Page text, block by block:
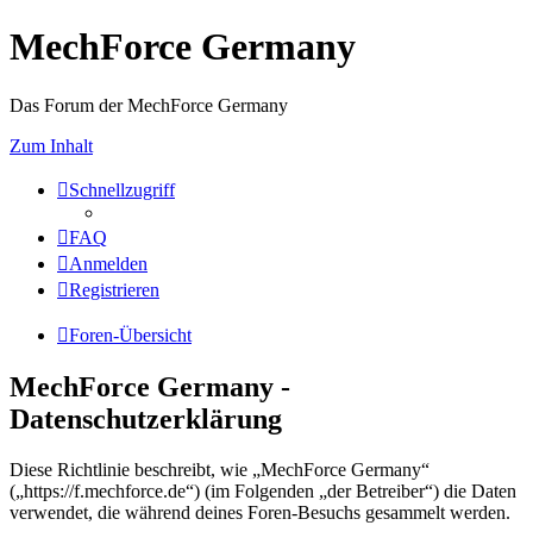
MechForce Germany
Das Forum der MechForce Germany
Zum Inhalt
Schnellzugriff
FAQ
Anmelden
Registrieren
Foren-Übersicht
MechForce Germany -
Datenschutzerklärung
Diese Richtlinie beschreibt, wie „MechForce Germany“
(„https://f.mechforce.de“) (im Folgenden „der Betreiber“) die Daten
verwendet, die während deines Foren-Besuchs gesammelt werden.